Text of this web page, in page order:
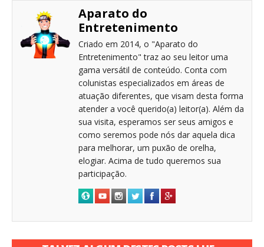
Aparato do
Entretenimento
Criado em 2014, o "Aparato do
Entretenimento" traz ao seu leitor uma
gama versátil de conteúdo. Conta com
colunistas especializados em áreas de
atuação diferentes, que visam desta forma
atender a você querido(a) leitor(a). Além da
sua visita, esperamos ser seus amigos e
como seremos pode nós dar aquela dica
para melhorar, um puxão de orelha,
elogiar. Acima de tudo queremos sua
participação.